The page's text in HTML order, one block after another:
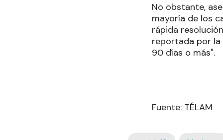
No obstante,
mayoría de los
rápida
reportada por
90 días o más".
Fuente: TÉLAM